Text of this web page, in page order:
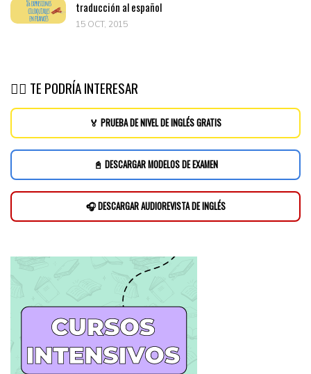
traducción al español
15 OCT, 2015
👉🏽 TE PODRÍA INTERESAR
🏅 PRUEBA DE NIVEL DE INGLÉS GRATIS
📓 DESCARGAR MODELOS DE EXAMEN
🎧 DESCARGAR AUDIOREVISTA DE INGLÉS